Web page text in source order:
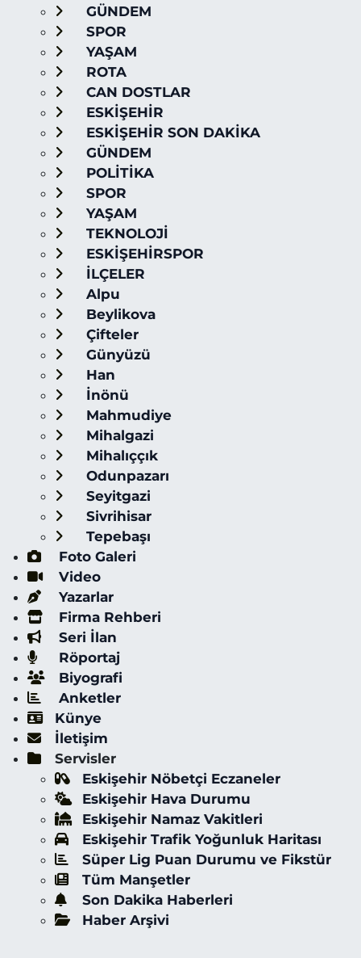
GÜNDEM
SPOR
YAŞAM
ROTA
CAN DOSTLAR
ESKİŞEHİR
ESKİŞEHİR SON DAKİKA
GÜNDEM
POLİTİKA
SPOR
YAŞAM
TEKNOLOJİ
ESKİŞEHİRSPOR
İLÇELER
Alpu
Beylikova
Çifteler
Günyüzü
Han
İnönü
Mahmudiye
Mihalgazi
Mihalıççık
Odunpazarı
Seyitgazi
Sivrihisar
Tepebaşı
Foto Galeri
Video
Yazarlar
Firma Rehberi
Seri İlan
Röportaj
Biyografi
Anketler
Künye
İletişim
Servisler
Eskişehir Nöbetçi Eczaneler
Eskişehir Hava Durumu
Eskişehir Namaz Vakitleri
Eskişehir Trafik Yoğunluk Haritası
Süper Lig Puan Durumu ve Fikstür
Tüm Manşetler
Son Dakika Haberleri
Haber Arşivi